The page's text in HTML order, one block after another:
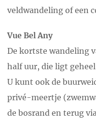
veldwandeling of een
Vue Bel Any
De kortste wandeling
half uur, die ligt
U kunt ook de
privé-meertje
de bosrand en terug